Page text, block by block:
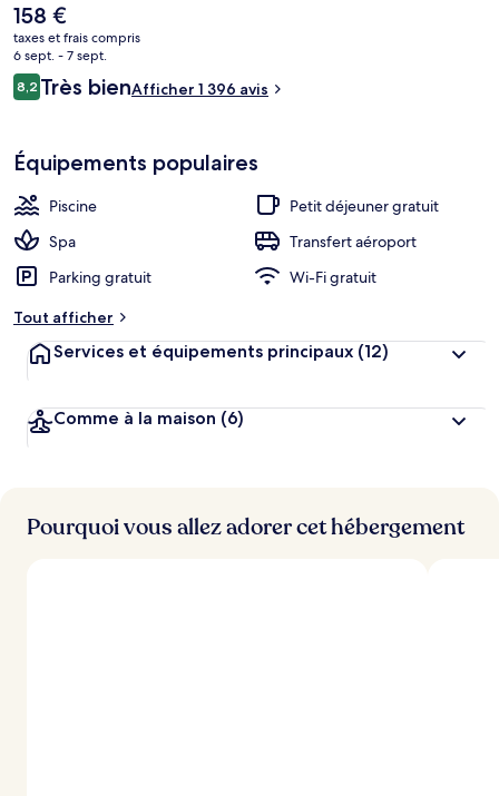
piscine extérieure et une discothèque. Le personnel attentionné et
les services et équipements parfaitement adaptés aux familles
remportent un franc succès auprès des autres voyageurs.
Le
prix
actuel
est
de
158 €
taxes et frais compris
6 sept. - 7 sept.
Avis
voyageurs
8,28,2 sur 10
Très bienAfficher 1 396 avis
Équipements populaires
Piscine
Petit déjeuner gratuit
Spa
Transfert aéroport
Parking gratuit
Wi-Fi gratuit
Tout afficher
Services et équipements principaux (12)
Comme à la maison (6)
Pourquoi vous allez adorer cet hébergement